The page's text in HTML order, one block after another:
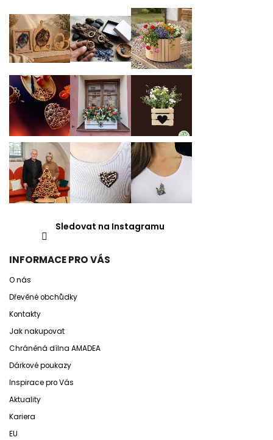
Sledovat na Instagramu
INFORMACE PRO VÁS
O nás
Dřevěné obchůdky
Kontakty
Jak nakupovat
Chráněná dílna AMADEA
Dárkové poukazy
Inspirace pro Vás
Aktuality
Kariera
EU